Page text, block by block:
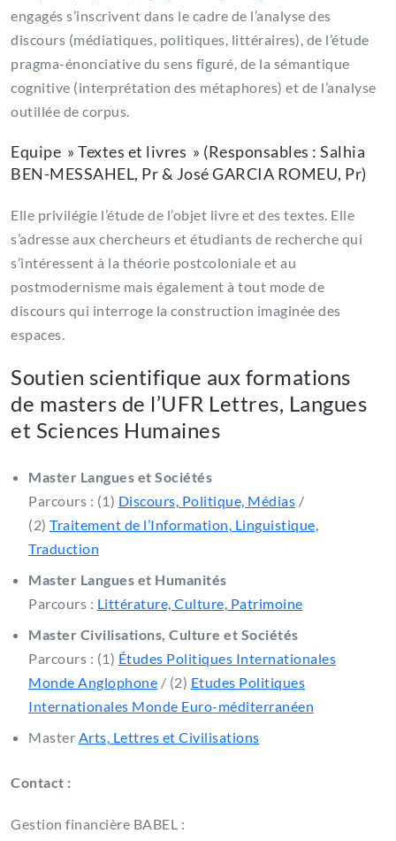
engagés s’inscrivent dans le cadre de l’analyse des
discours (médiatiques, politiques, littéraires), de l’étude
pragma-énonciative du sens figuré, de la sémantique
cognitive (interprétation des métaphores) et de l’analyse
outillée de corpus.
Equipe » Textes et livres » (Responsables : Salhia
BEN-MESSAHEL, Pr & José GARCIA ROMEU, Pr)
Elle privilégie l’étude de l’objet livre et des textes. Elle
s’adresse aux chercheurs et étudiants de recherche qui
s’intéressent à la théorie postcoloniale et au
postmodernisme mais également à tout mode de
discours qui interroge la construction imaginée des
espaces.
Soutien scientifique aux formations
de masters de l’UFR Lettres, Langues
et Sciences Humaines
Master Langues et Sociétés
Parcours : (1) Discours, Politique, Médias /
(2) Traitement de l’Information, Linguistique,
Traduction
Master Langues et Humanités
Parcours : Littérature, Culture, Patrimoine
Master Civilisations, Culture et Sociétés
Parcours : (1) Études Politiques Internationales
Monde Anglophone / (2) Etudes Politiques
Internationales Monde Euro-méditerranéen
Master Arts, Lettres et Civilisations
Contact :
Gestion financière BABEL :